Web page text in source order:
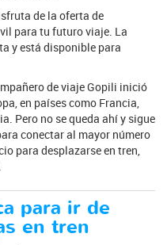
de la oferta de
para tu futuro viaje. La
y está disponible para
de viaje Gopili inició
en países como Francia,
Pero no se queda ahí y sigue
conectar al mayor número
para desplazarse en tren,
para ir de
en tren